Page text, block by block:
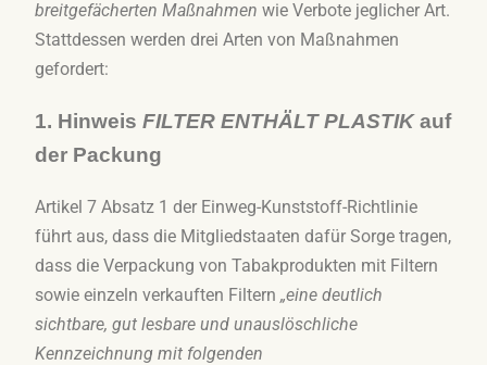
breitgefächerten Maßnahmen wie Verbote jeglicher Art.
Stattdessen werden drei Arten von Maßnahmen
gefordert:
1. Hinweis FILTER ENTHÄLT PLASTIKauf
der Packung
Artikel 7 Absatz 1 der Einweg-Kunststoff-Richtlinie
führt aus, dass die Mitgliedstaaten dafür Sorge tragen,
dass die Verpackung von Tabakprodukten mit Filtern
sowie einzeln verkauften Filtern „eine deutlich
sichtbare, gut lesbare und unauslöschliche
Kennzeichnung mit folgenden